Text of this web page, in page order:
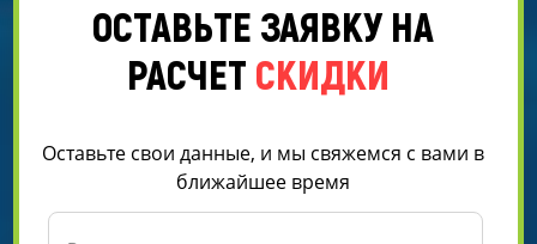
ОСТАВЬТЕ ЗАЯВКУ НА
РАСЧЕТ СКИДКИ
Оставьте свои данные, и мы свяжемся с вами в
ближайшее время